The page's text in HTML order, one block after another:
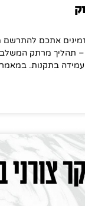
אתכם להתרשם
תהליך מרתק המשלב
בתקנות.